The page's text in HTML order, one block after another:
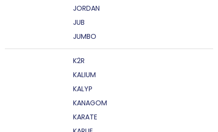
JORDAN
JUB
JUMBO
K2R
KALIUM
KALYP
KANAGOM
KARATE